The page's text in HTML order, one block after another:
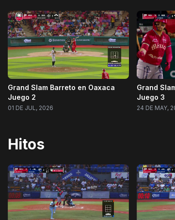
Grand Slam Barreto en Oaxaca
Juego 2
01 DE JUL, 2026
Grand
Juego 3
24 DE MAY,
Hitos